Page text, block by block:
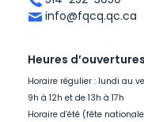
info@fqcq.qc.ca
Heures d’ouvertures
Horaire régulier : lundi au
9h à 12h et de 13h à 17h
Horaire d’été (fête